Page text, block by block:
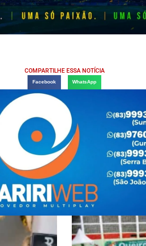
COMPARTILHE ESSA NOTÍCIA
Facebook WhatsApp